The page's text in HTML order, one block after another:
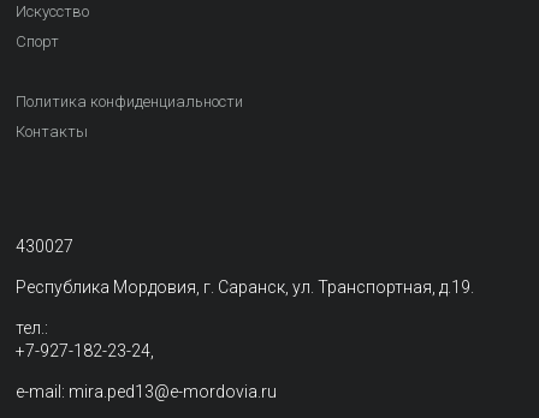
Искусство
Спорт
Политика конфиденциальности
Контакты
430027
Республика Мордовия, г. Саранск, ул. Транспортная, д.19.
тел.:
+7-927-182-23-24,
e-mail: mira.ped13@e-mordovia.ru